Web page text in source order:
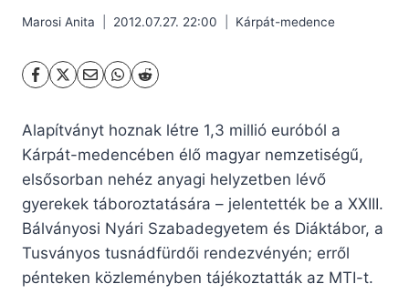
Marosi Anita 2012.07.27. 22:00 Kárpát-medence
Alapítványt hoznak létre 1,3 millió euróból a
Kárpát-medencében élő magyar nemzetiségű,
elsősorban nehéz anyagi helyzetben lévő
gyerekek táboroztatására – jelentették be a XXIII.
Bálványosi Nyári Szabadegyetem és Diáktábor, a
Tusványos tusnádfürdői rendezvényén; erről
pénteken közleményben tájékoztatták az MTI-t.